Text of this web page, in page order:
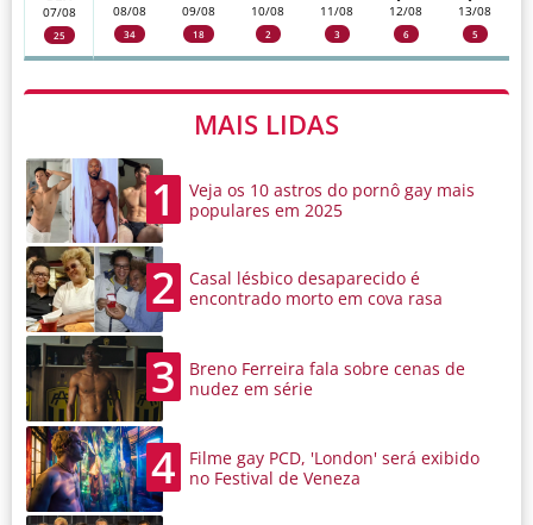
07/08
25
08/08
34
09/08
18
10/08
2
11/08
3
12/08
6
13/08
5
MAIS LIDAS
1
Veja os 10 astros do pornô gay mais
populares em 2025
2
Casal lésbico desaparecido é
encontrado morto em cova rasa
3
Breno Ferreira fala sobre cenas de
nudez em série
4
Filme gay PCD, 'London' será exibido
no Festival de Veneza